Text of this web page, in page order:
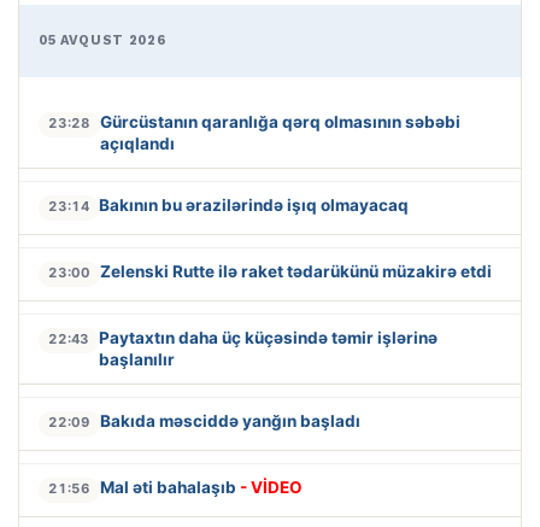
05 AVQUST 2026
23:28
Gürcüstanın qaranlığa qərq olmasının səbəbi
açıqlandı
23:14 Bakının bu ərazilərində işıq olmayacaq
23:00 Zelenski Rutte ilə raket tədarükünü müzakirə etdi
22:43
Paytaxtın daha üç küçəsində təmir işlərinə
başlanılır
22:09 Bakıda məsciddə yanğın başladı
21:56 Mal əti bahalaşıb - VİDEO